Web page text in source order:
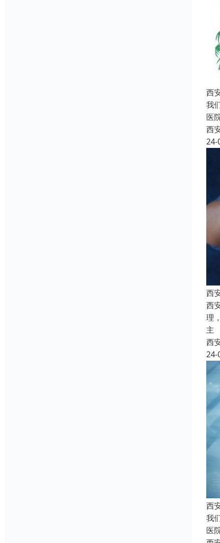
西
我
医
西
24-
西
西
理
主
西
24-
西
我
医